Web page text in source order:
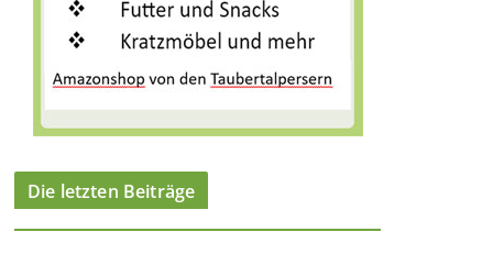
Die letzten Beiträge